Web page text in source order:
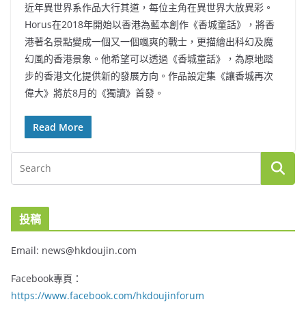
近年異世界系作品大行其道，每位主角在異世界大放異彩。
Horus在2018年開始以香港為藍本創作《香城童話》，將香
港著名景點變成一個又一個颯爽的戰士，更描繪出科幻及魔
幻風的香港景象。他希望可以透過《香城童話》，為原地踏
步的香港文化提供新的發展方向。作品設定集《讓香城再次
偉大》將於8月的《獨讀》首發。
Read More
投稿
Email: news@hkdoujin.com
Facebook專頁：
https://www.facebook.com/hkdoujinforum